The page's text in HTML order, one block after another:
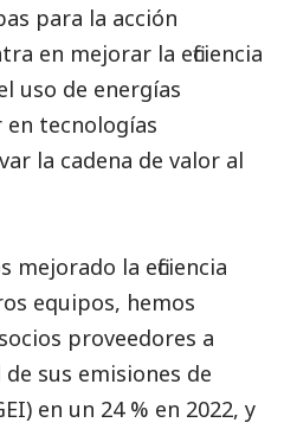
para la acción
en mejorar la eficiencia
uso de energías
tecnologías
la cadena de valor al
mejorado la eficiencia
equipos, hemos
proveedores a
sus emisiones de
en un 24 % en 2022, y